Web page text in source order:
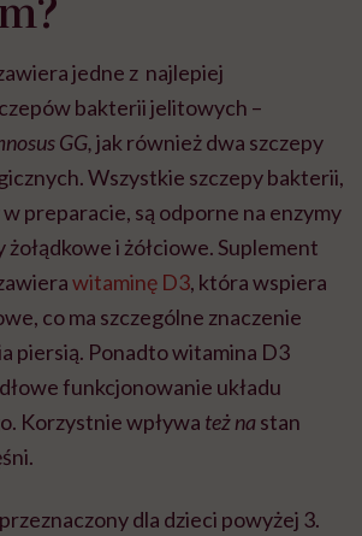
jedne z najlepiej
bakterii jelitowych –
GG,jak również dwa szczepy
Wszystkie szczepy bakterii,
preparacie, są odporne na enzymy
i żółciowe. Suplement
witaminę D3, która wspiera
co ma szczególne znaczenie
piersią. Ponadto witamina D3
funkcjonowanie układu
Korzystnie wpływa teżna stan
dla dzieci powyżej 3.